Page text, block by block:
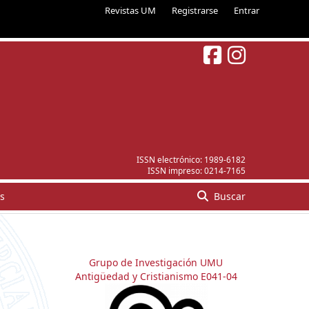
Revistas UM Registrarse Entrar
ISSN electrónico: 1989-6182
ISSN impreso:0214-7165
Buscar
Grupo de Investigación UMU
Antigüedad y Cristianismo E041-04